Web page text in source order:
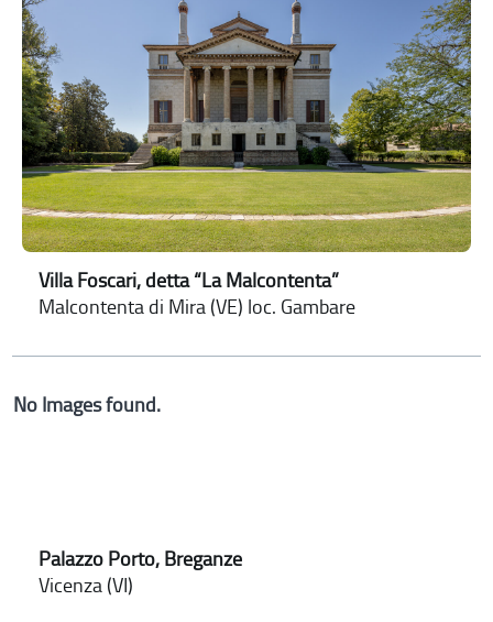
Villa Foscari, detta “La Malcontenta”
Malcontenta di Mira (VE) loc. Gambare
No Images found.
Palazzo Porto, Breganze
Vicenza (VI)